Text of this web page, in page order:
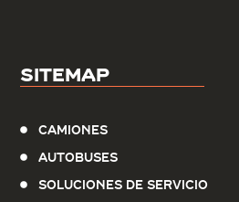
Sitemap
Camiones
Autobuses
Soluciones de servicio